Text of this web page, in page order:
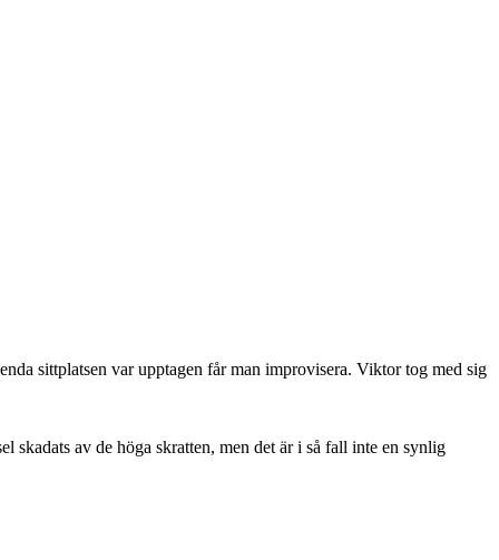
sittplatsen var upptagen får man improvisera. Viktor tog med sig
skadats av de höga skratten, men det är i så fall inte en synlig